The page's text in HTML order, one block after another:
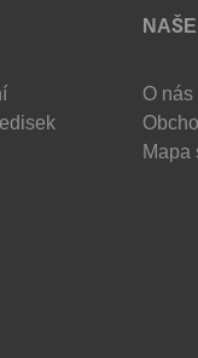
O nás
Mapa